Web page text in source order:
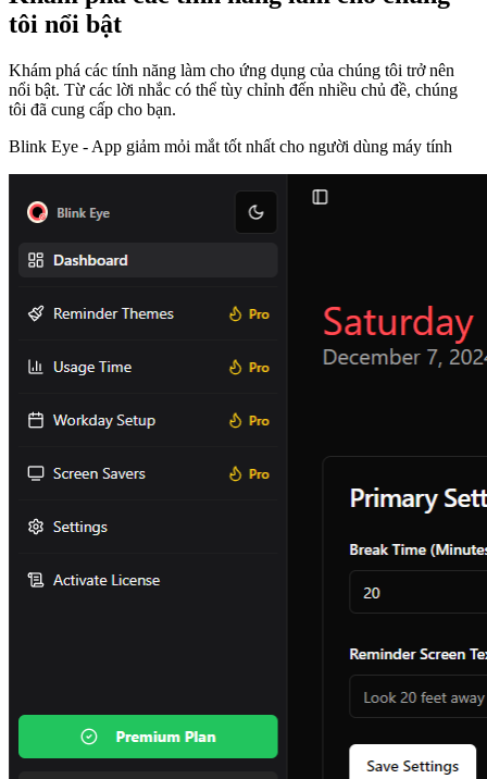
tôi nổi bật
Khám phá các tính năng làm cho ứng dụng của chúng tôi trở nên
nổi bật. Từ các lời nhắc có thể tùy chỉnh đến nhiều chủ đề, chúng
tôi đã cung cấp cho bạn.
Blink Eye - App giảm mỏi mắt tốt nhất cho người dùng máy tính